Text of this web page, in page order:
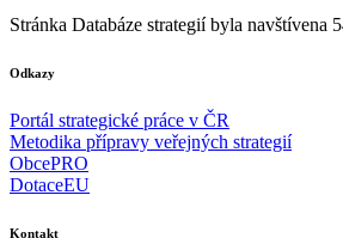
Stránka Databáze strategií byla navštívena
Odkazy
Portál strategické práce v ČR
Metodika přípravy veřejných strategií
ObcePRO
DotaceEU
Kontakt